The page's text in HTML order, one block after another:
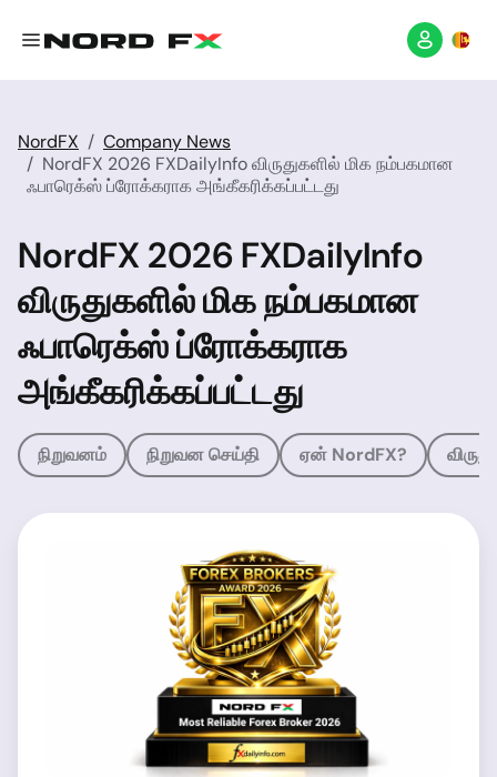
NordFX
Company News
NordFX 2026 FXDailyInfo விருதுகளில் மிக நம்பகமான
ஃபாரெக்ஸ் ப்ரோக்கராக அங்கீகரிக்கப்பட்டது
NordFX 2026 FXDailyInfo
விருதுகளில் மிக நம்பகமான
ஃபாரெக்ஸ் ப்ரோக்கராக
அங்கீகரிக்கப்பட்டது
நிறுவனம் நிறுவன செய்தி ஏன் NordFX?